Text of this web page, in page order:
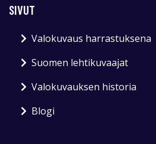
SIVUT
Valokuvaus harrastuksena
Suomen lehtikuvaajat
Valokuvauksen historia
Blogi